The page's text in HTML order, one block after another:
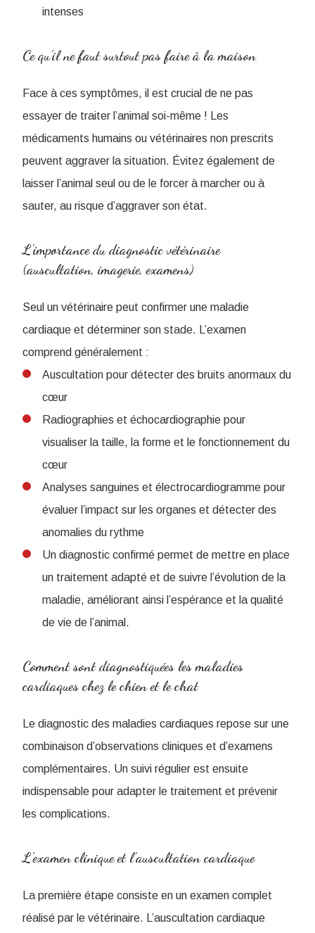
intenses
Ce qu’il ne faut surtout pas faire à la maison
Face à ces symptômes, il est crucial de ne pas
essayer de traiter l’animal soi-même ! Les
médicaments humains ou vétérinaires non prescrits
peuvent aggraver la situation. Évitez également de
laisser l’animal seul ou de le forcer à marcher ou à
sauter, au risque d’aggraver son état.
L’importance du diagnostic vétérinaire
(auscultation, imagerie, examens)
Seul un vétérinaire peut confirmer une maladie
cardiaque et déterminer son stade. L’examen
comprend généralement :
Auscultation pour détecter des bruits anormaux du
cœur
Radiographies et échocardiographie pour
visualiser la taille, la forme et le fonctionnement du
cœur
Analyses sanguines et électrocardiogramme pour
évaluer l’impact sur les organes et détecter des
anomalies du rythme
Un diagnostic confirmé permet de mettre en place
un traitement adapté et de suivre l’évolution de la
maladie, améliorant ainsi l’espérance et la qualité
de vie de l’animal.
Comment sont diagnostiquées les maladies
cardiaques chez le chien et le chat
Le diagnostic des maladies cardiaques repose sur une
combinaison d’observations cliniques et d’examens
complémentaires. Un suivi régulier est ensuite
indispensable pour adapter le traitement et prévenir
les complications.
L’examen clinique et l’auscultation cardiaque
La première étape consiste en un examen complet
réalisé par le vétérinaire. L’auscultation cardiaque